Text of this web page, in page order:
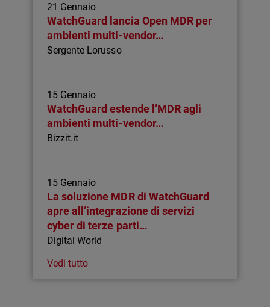
21 Gennaio
WatchGuard lancia Open MDR per
ambienti multi-vendor…
Sergente Lorusso
15 Gennaio
WatchGuard estende l’MDR agli
ambienti multi-vendor…
Bizzit.it
15 Gennaio
La soluzione MDR di WatchGuard
apre all’integrazione di servizi
cyber di terze parti…
Digital World
Vedi tutto